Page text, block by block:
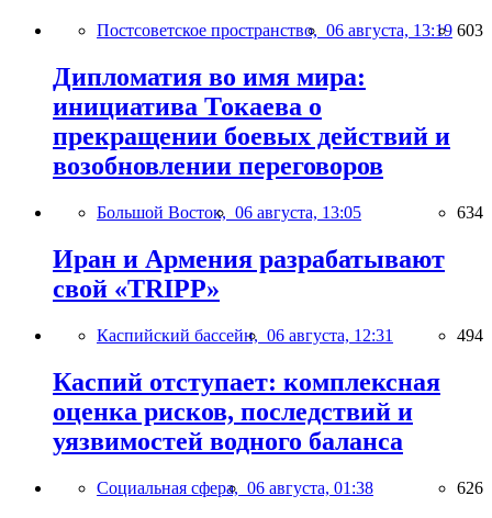
Постсоветское пространство, 06 августа, 13:19 603
Дипломатия во имя мира:
инициатива Токаева о
прекращении боевых действий и
возобновлении переговоров
Большой Восток, 06 августа, 13:05 634
Иран и Армения разрабатывают
свой «TRIPP»
Каспийский бассейн, 06 августа, 12:31 494
Каспий отступает: комплексная
оценка рисков, последствий и
уязвимостей водного баланса
Социальная сфера, 06 августа, 01:38 626